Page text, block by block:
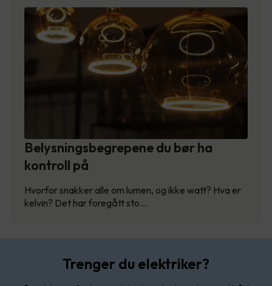
Belysningsbegrepene du bør ha
kontroll på
Hvorfor snakker alle om lumen, og ikke watt? Hva er
kelvin? Det har foregått sto…
Trenger du elektriker?